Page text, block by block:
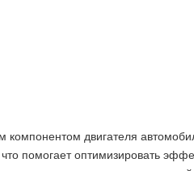
компонентом двигателя
помогает оптимизировать